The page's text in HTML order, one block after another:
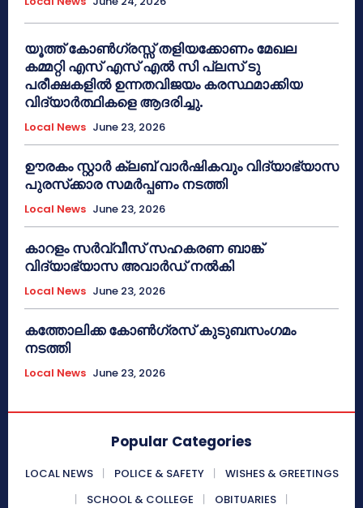
യൂത്ത് കോൺഗ്രസ്സ് തളിയക്കോണം മേഖല
കമ്മറ്റി എസ് എസ് എൽ സി പ്ലസ് ടു
പരീക്ഷകളിൽ ഉന്നതവിജയം കരസ്ഥമാക്കിയ
വിദ്യാർത്ഥികളെ ആദരിച്ചു.
Local News June 23, 2026
ഊരകം സ്റ്റാർ ക്ലബ് വാർഷികവും വിദ്യാഭ്യാസ
പുരസ്‌ക്കാര സമർപ്പണം നടത്തി
Local News June 23, 2026
കാറളം സർവ്വീസ് സഹകരണ ബാങ്ക്
വിദ്യാഭ്യാസ അവാർഡ് നൽകി
Local News June 23, 2026
കത്തോലിക്ക കോൺഗ്രസ് കുടുബസംഗമം
നടത്തി
Local News June 23, 2026
Popular Categories
LOCAL NEWS POLICE & SAFETY
WISHES & GREETINGS
SCHOOL & COLLEGE
OBITUARIES